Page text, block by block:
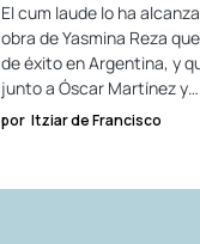
El cum laude lo ha
obra de Yasmina Reza
de éxito en Argentina, y
junto a Óscar Martínez y…
por Itziar de Francisco